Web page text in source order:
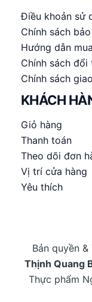
Điều khoản sử
Chính sách
Hướng dẫn
Chính sách
Chính sách
KHÁCH
Giỏ hàng
Thanh toán
Theo dõi đơn
Vị trí cửa hàng
Yêu thích
Bản quyền
Thịnh Quang
Thực phẩm